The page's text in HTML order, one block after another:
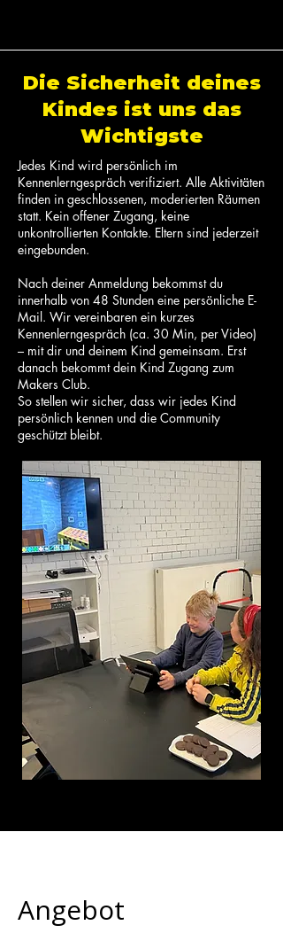
Die Sicherheit deines
Kindes ist uns das
Wichtigste
Jedes Kind wird persönlich im
Kennenlerngespräch verifiziert. Alle Aktivitäten
finden in geschlossenen, moderierten Räumen
statt. Kein offener Zugang, keine
unkontrollierten Kontakte. Eltern sind jederzeit
eingebunden.
​Nach deiner Anmeldung bekommst du
innerhalb von 48 Stunden eine persönliche E-
Mail. Wir vereinbaren ein kurzes
Kennenlerngespräch (ca. 30 Min, per Video)
– mit dir und deinem Kind gemeinsam. Erst
danach bekommt dein Kind Zugang zum
Makers Club.
So stellen wir sicher, dass wir jedes Kind
persönlich kennen und die Community
geschützt bleibt.
Angebot